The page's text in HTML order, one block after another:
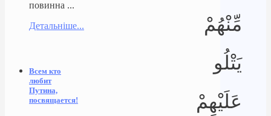
مِّنْهُمْ
يَتْلُو
عَلَيْهِمْ
повинна ...
Детальніше...
Всем кто
любит
Путина,
посвящается!